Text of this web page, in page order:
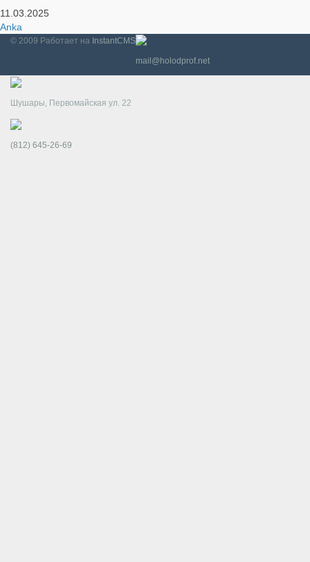
11.03.2025
Anka
© 2009 Работает на InstantCMS
mail@holodprof.net
Шушары, Первомайская ул. 22
(812) 645-26-69